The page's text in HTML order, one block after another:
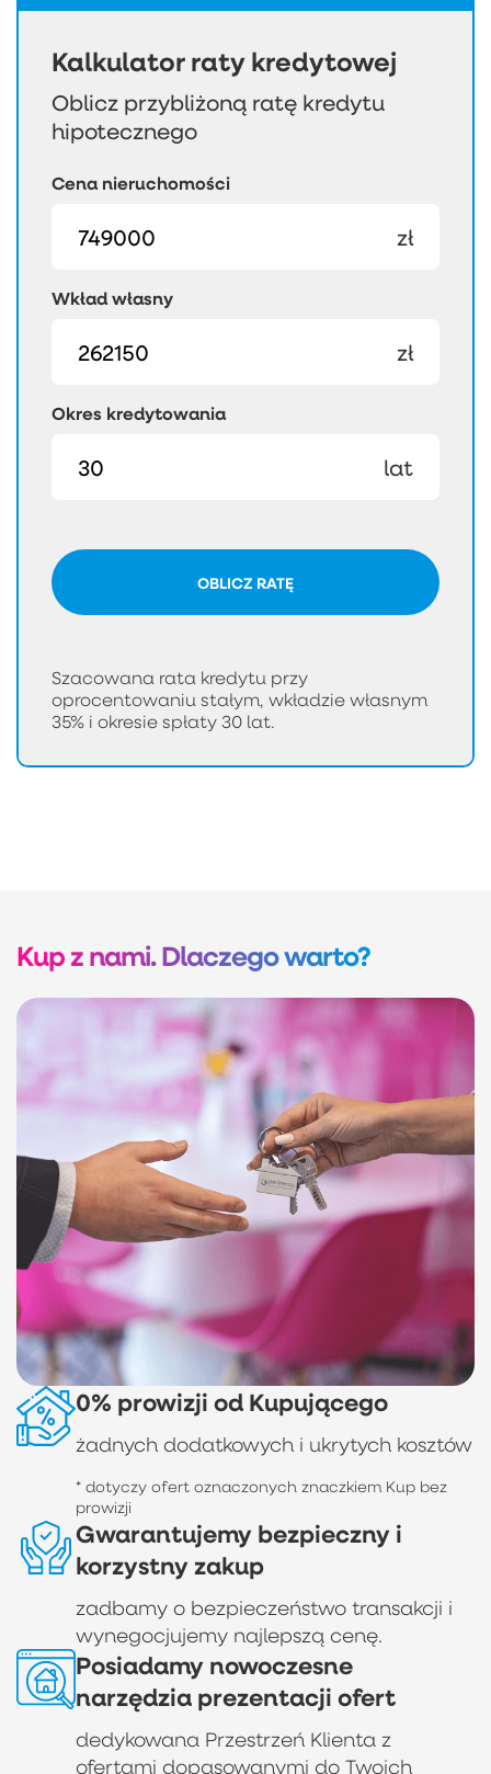
Kalkulator raty kredytowej
Oblicz przybliżoną ratę kredytu
hipotecznego
Cena nieruchomości
zł
Wkład własny
zł
Okres kredytowania
lat
OBLICZ RATĘ
Szacowana rata kredytu przy
oprocentowaniu stałym, wkładzie własnym
35% i okresie spłaty 30 lat.
Kup z nami. Dlaczego warto?
0% prowizji od Kupującego
żadnych dodatkowych i ukrytych kosztów
* dotyczy ofert oznaczonych znaczkiem Kup bez
prowizji
Gwarantujemy bezpieczny i
korzystny zakup
zadbamy o bezpieczeństwo transakcji i
wynegocjujemy najlepszą cenę.
Posiadamy nowoczesne
narzędzia prezentacji ofert
dedykowana Przestrzeń Klienta z
ofertami dopasowanymi do Twoich